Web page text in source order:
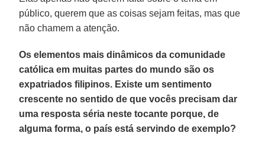
público, querem que as coisas sejam feitas, mas que
não chamem a atenção.
Os elementos mais dinâmicos da comunidade
católica em muitas partes do mundo são os
expatriados filipinos. Existe um sentimento
crescente no sentido de que vocês precisam dar
uma resposta séria neste tocante porque, de
alguma forma, o país está servindo de exemplo?